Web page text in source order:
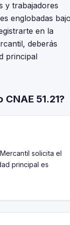
y trabajadores
englobadas
en la
deberás
principal
51.21?
solicita el
principal es